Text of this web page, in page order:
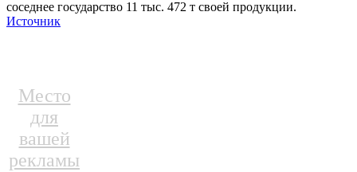
соседнее государство 11 тыс. 472 т своей продукции.
Источник
Место
для
вашей
рекламы